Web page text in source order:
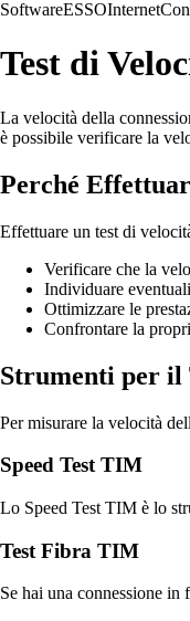
SoftwareESSOInternet
Test di
La velocità della
è possibile verificare la
Perché
Effettuare un test di
Verificare che la
Individuare
Ottimizzare le
Confrontare la
Strumenti per il
Per misurare la velocità
Speed Test TIM
Lo Speed Test TIM è lo
Test Fibra TIM
Se hai una connessione